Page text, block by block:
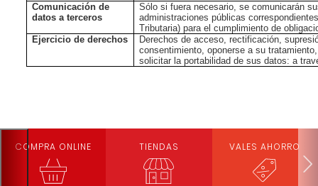
Comunicación de
datos a terceros
Sólo si fuera necesario, se comunicarán
administraciones públicas
Tributaria) para el cumplimiento de
Ejercicio de derechos
Derechos de acceso, rectificación,
consentimiento, oponerse a su
solicitar la portabilidad de sus datos: a
COMPRA ONLINE TIENDAS VALES AHORRO